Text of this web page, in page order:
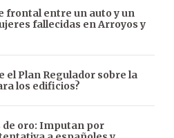
frontal entre un auto y un
fallecidas en Arroyos y
el Plan Regulador sobre la
los edificios?
de oro: Imputan por